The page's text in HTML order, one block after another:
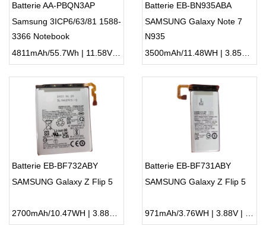
Batterie AA-PBQN3AP
Samsung 3ICP6/63/81 1588-
3366 Notebook
4811mAh/55.7Wh | 11.58V | Li-ion ...
Batterie EB-BN935ABA
SAMSUNG Galaxy Note 7
N935
3500mAh/11.48WH | 3.85V | Li-ion ...
Batterie EB-BF732ABY
SAMSUNG Galaxy Z Flip 5
2700mAh/10.47WH | 3.88V | Li-ion ...
Batterie EB-BF731ABY
SAMSUNG Galaxy Z Flip 5
971mAh/3.76WH | 3.88V | Li-ion ...